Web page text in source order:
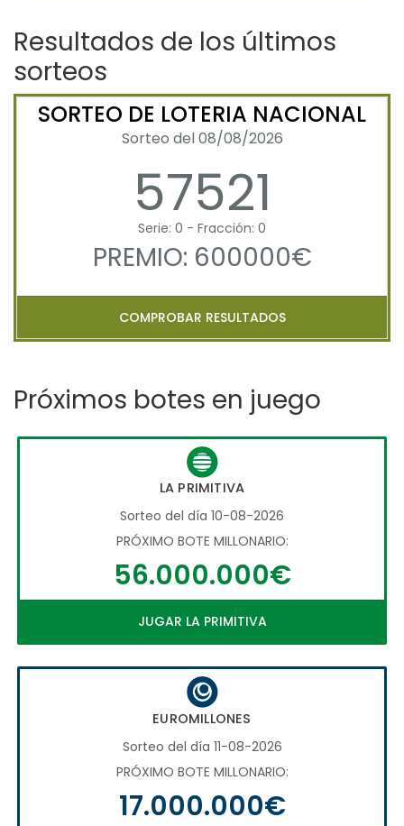
Resultados de los últimos
sorteos
SORTEO DE LOTERIA NACIONAL
Sorteo del 08/08/2026
57521
Serie: 0 - Fracción: 0
PREMIO: 600000€
COMPROBAR RESULTADOS
Próximos botes en juego
LA PRIMITIVA
Sorteo del día 10-08-2026
PRÓXIMO BOTE MILLONARIO:
56.000.000€
JUGAR LA PRIMITIVA
EUROMILLONES
Sorteo del día 11-08-2026
PRÓXIMO BOTE MILLONARIO:
17.000.000€